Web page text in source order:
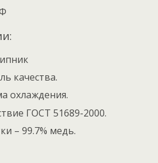
качества.
охлаждения.
ГОСТ 51689-2000.
– 99.7% медь.